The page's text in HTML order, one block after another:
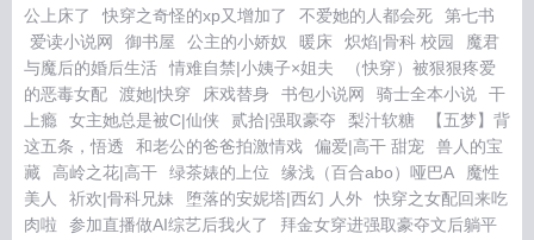
公上床了
快穿之奇怪的xp又增加了 不爱她的人都会死
第七书
爱读小说网
御书屋 公主的小娇奴 暖床 炽焰|骨科 校园
魔君
与魔后的婚后生活
情难自禁|小姨子×姐夫
（快穿）被狠狠疼爱
的恶毒女配
渡她|快穿 床戏替身 书包小说网 骑士全本小说
干
上瘾
女主她总是被C|仙侠 贰拾|强取豪夺 梨汁软糖
【五梦】背
这五条，悟透
和老公的爸爸拍激情戏 偏爱|高干 甜宠
兽人的宝
藏
高岭之花|高干 绿茶婊的上位 缘浅（百合abo）哑巴A
魔性
美人
祈欢|骨科兄妹 堕落的安妮塔|西幻 人外
快穿之女配回来吃
肉啦
参加直播做AI综艺后我火了
拜金女穿进强取豪夺文后躺平